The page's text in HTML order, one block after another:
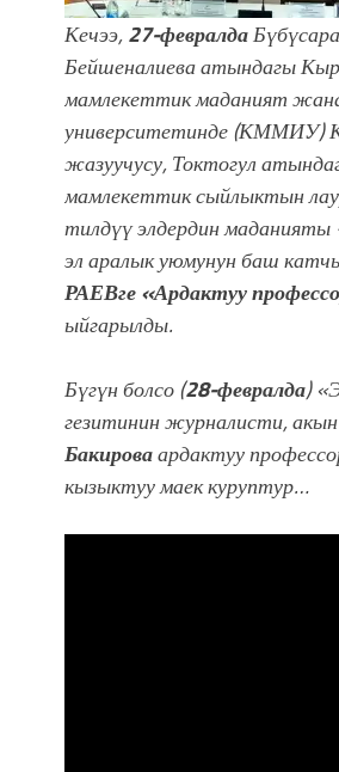
ЖУСУП АБДРАХМАНОВ
Кечээ,27-февралдаБүбүсара
Бейшеналиева атындагы
мамлекеттик маданият
университетинде (КММИУ)
жазуучусу, Токтогул
мамлекеттик сыйлыктын
тилдүү элдердин
эл аралык уюмунун баш
РАЕВге«Ардактуу
ыйгарылды.
Бүгүн болсо (28-февралда)
гезитинин журналисти,
Бакироваардактуу
кызыктуу маек куруптур…